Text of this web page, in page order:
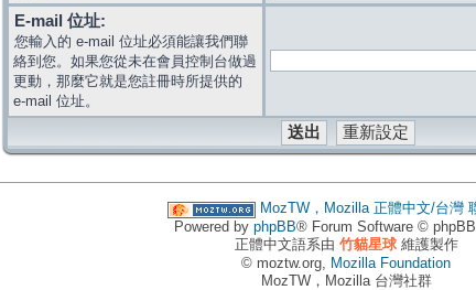
E-mail 位址:
您輸入的 e-mail 位址必須能讓我們聯
絡到您。如果您從未在會員控制台做過
更動，那麼它就是您註冊時所提供的
e-mail 位址。
MozTW，Mozilla 正體中文/台灣
Powered by phpBB® Forum Software ©
正體中文語系由 竹貓星球維護製作
© moztw.org, Mozilla Foundation
MozTW，Mozilla 台灣社群